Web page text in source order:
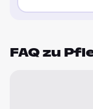
FAQ zu